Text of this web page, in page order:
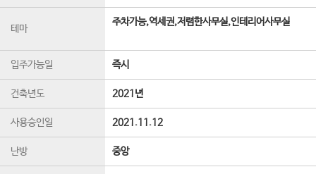
테마
주차가능,역세권,저렴한사무실,인테리어사무실
입주가능일 즉시
건축년도 2021년
사용승인일 2021.11.12
난방 중앙